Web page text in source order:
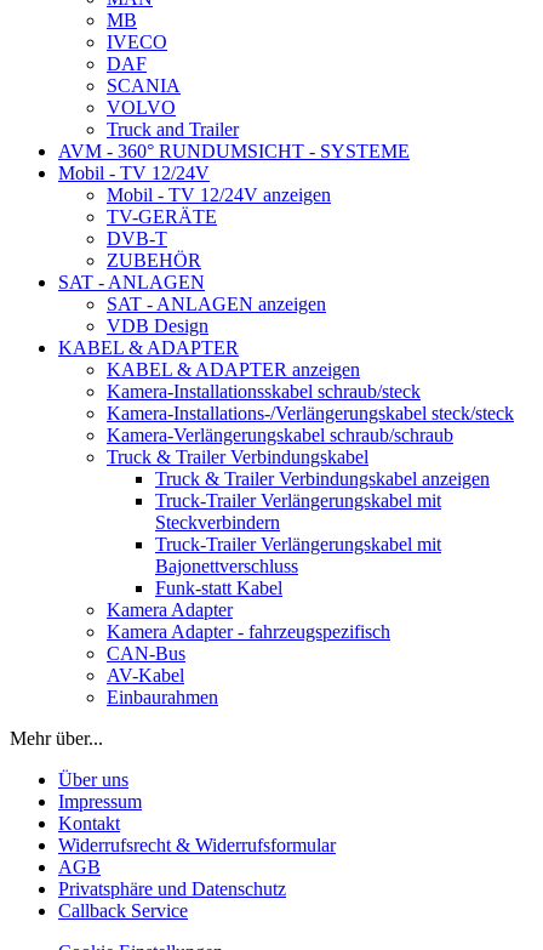
MB
IVECO
DAF
SCANIA
VOLVO
Truck and Trailer
AVM - 360° RUNDUMSICHT - SYSTEME
Mobil - TV 12/24V
Mobil - TV 12/24V anzeigen
TV-GERÄTE
DVB-T
ZUBEHÖR
SAT - ANLAGEN
SAT - ANLAGEN anzeigen
VDB Design
KABEL & ADAPTER
KABEL & ADAPTER anzeigen
Kamera-Installationsskabel schraub/steck
Kamera-Installations-/Verlängerungskabel steck/steck
Kamera-Verlängerungskabel schraub/schraub
Truck & Trailer Verbindungskabel
Truck & Trailer Verbindungskabel anzeigen
Truck-Trailer Verlängerungskabel mit
Steckverbindern
Truck-Trailer Verlängerungskabel mit
Bajonettverschluss
Funk-statt Kabel
Kamera Adapter
Kamera Adapter - fahrzeugspezifisch
CAN-Bus
AV-Kabel
Einbaurahmen
Mehr über...
Über uns
Impressum
Kontakt
Widerrufsrecht & Widerrufsformular
AGB
Privatsphäre und Datenschutz
Callback Service